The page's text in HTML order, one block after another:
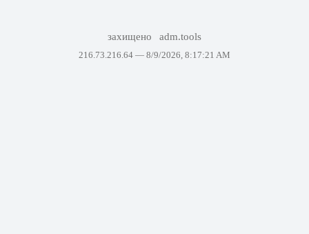
захищено adm.tools
216.73.216.64 — 8/9/2026, 8:17:21 AM